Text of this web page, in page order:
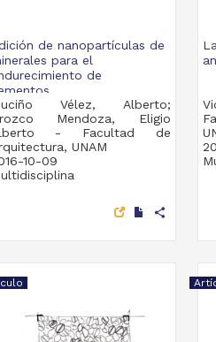
de nanopartículas de
para el
de
Vélez, Alberto;
Mendoza, Eligio
- Facultad de
UNAM
10-09
share